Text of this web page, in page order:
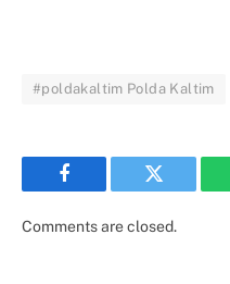
#poldakaltim Polda Kaltim
Facebook Twitter
Comments are closed.